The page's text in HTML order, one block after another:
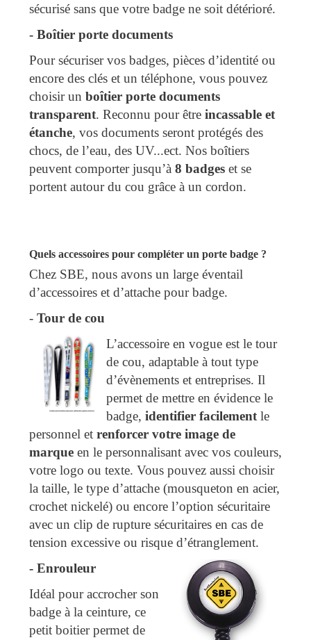
sécurisé sans que votre badge ne soit détérioré.
- Boîtier porte documents
Pour sécuriser vos badges, pièces d’identité ou
encore des clés et un téléphone, vous pouvez
choisir un boîtier porte documents
transparent. Reconnu pour être incassable et
étanche, vos documents seront protégés des
chocs, de l’eau, des UV...ect. Nos boîtiers
peuvent comporter jusqu’à 8 badges et se
portent autour du cou grâce à un cordon.
Quels accessoires pour compléter un porte badge ?
Chez SBE, nous avons un large éventail
d’accessoires et d’attache pour badge.
- Tour de cou
L’accessoire en vogue est le tour
de cou, adaptable à tout type
d’évènements et entreprises. Il
permet de mettre en évidence le
badge, identifier facilement le
personnel et renforcer votre image de
marque en le personnalisant avec vos couleurs,
votre logo ou texte. Vous pouvez aussi choisir
la taille, le type d’attache (mousqueton en acier,
crochet nickelé) ou encore l’option sécuritaire
avec un clip de rupture sécuritaires en cas de
tension excessive ou risque d’étranglement.
- Enrouleur
Idéal pour accrocher son
badge à la ceinture, ce
petit boitier permet de